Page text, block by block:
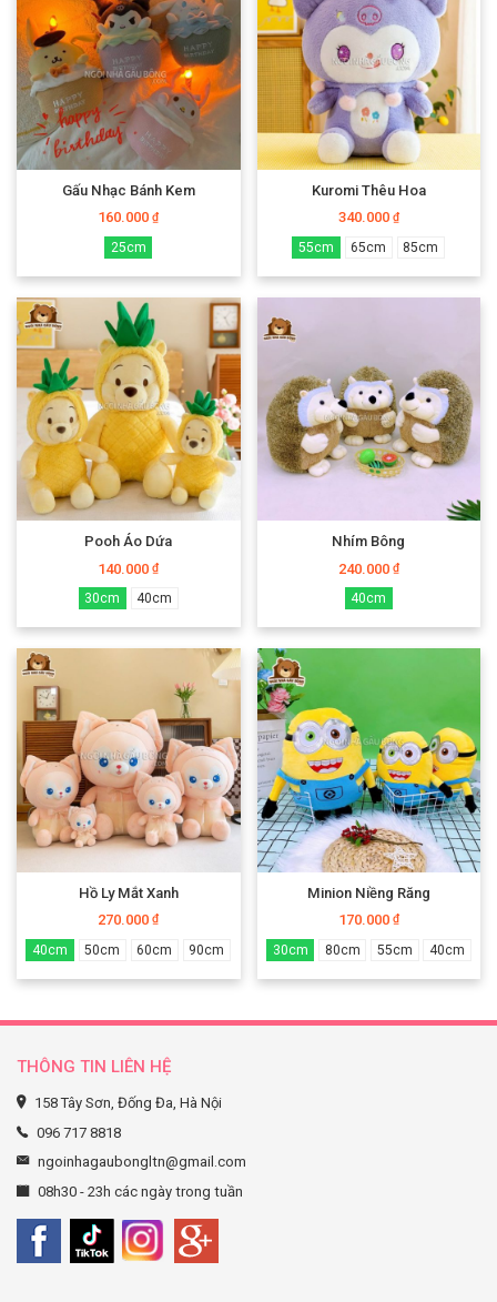
Gấu Nhạc Bánh Kem
160.000₫
25cm
Kuromi Thêu Hoa
340.000 ₫
55cm 65cm 85cm
Pooh Áo Dứa
140.000₫
30cm 40cm
Nhím Bông
240.000 ₫
40cm
Hồ Ly Mắt Xanh
270.000₫
40cm 50cm 60cm 90cm
Minion Niềng Răng
170.000 ₫
30cm 80cm 55cm 40cm
THÔNG TIN LIÊN HỆ
158 Tây Sơn, Đống Đa, Hà Nội
096 717 8818
ngoinhagaubongltn@gmail.com
08h30 - 23h các ngày trong tuần